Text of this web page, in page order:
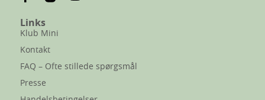
Links
Klub Mini
Kontakt
FAQ – Ofte stillede spørgsmål
Presse